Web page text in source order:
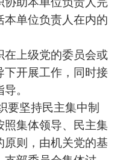
单位负责人在内的
上级党的委员会或
开展工作，同时接
。
坚持民主集中制
集体领导、民主集
则，由机关党的基